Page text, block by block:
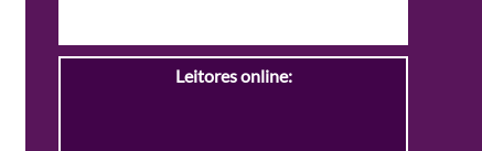
Leitores online: